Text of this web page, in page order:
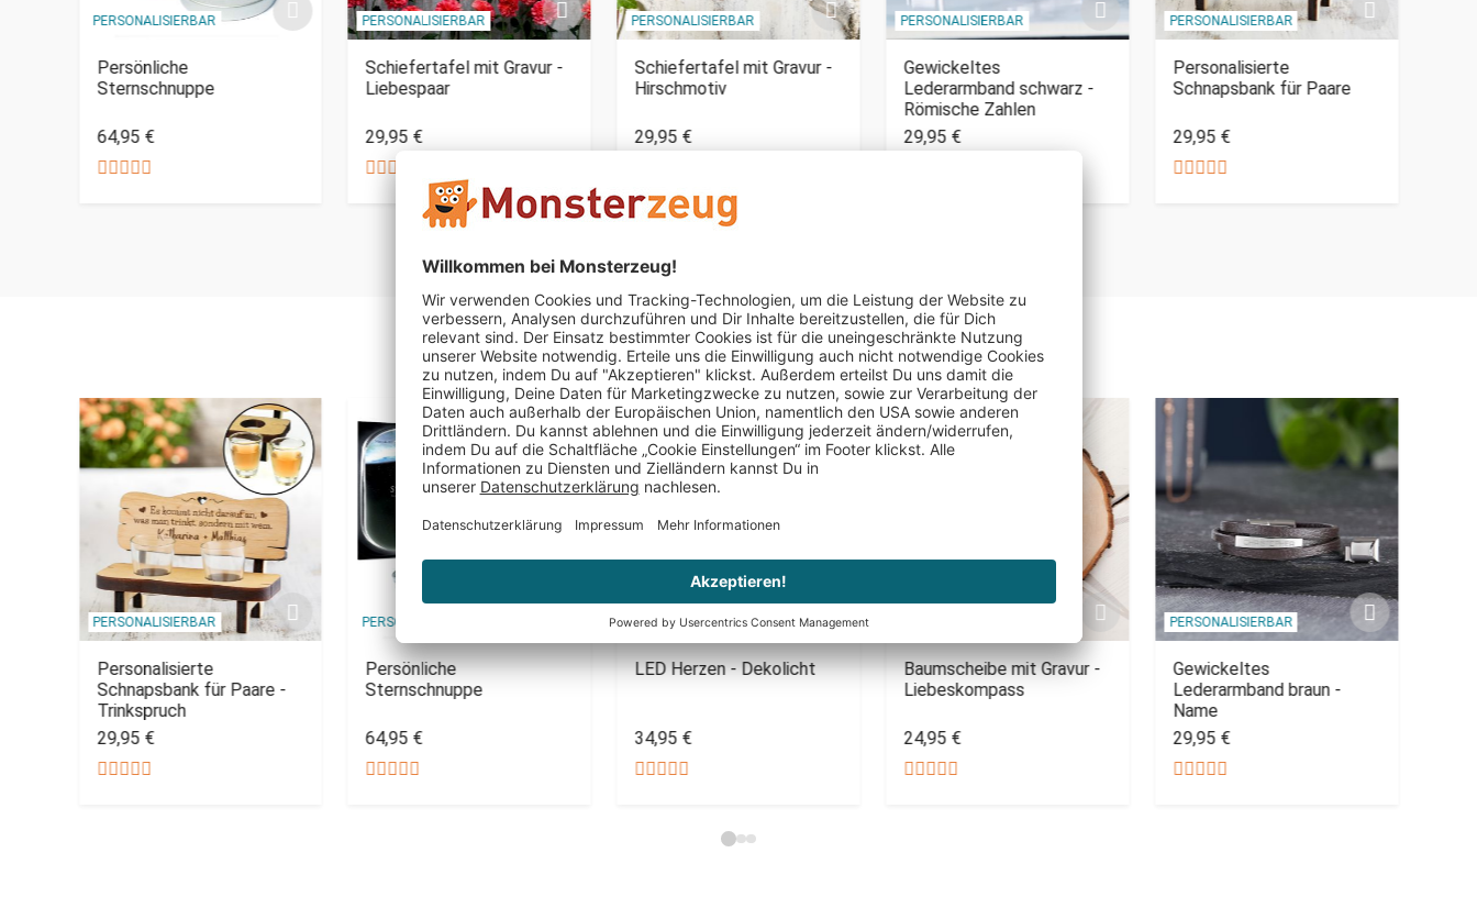
PERSONALISIERBAR
Persönliche
Sternschnuppe
64,95 €
PERSONALISIERBAR
Schiefertafel mit Gravur -
Liebespaar
29,95 €
PERSONALISIERBAR
Schiefertafel mit Gravur -
Hirschmotiv
29,95 €
PERSONALISIERBAR
Gewickeltes
Lederarmband schwarz -
Römische Zahlen
29,95 €
PERSONALISIERBAR
Personalisierte
Schnapsbank für Paare
29,95 €
Das könnte Dir auch gefallen
PERSONALISIERBAR
Personalisierte
Schnapsbank für Paare -
Trinkspruch
29,95 €
PERSONALISIERBAR
Persönliche
Sternschnuppe
64,95 €
PERSONALISIERBAR
LED Herzen - Dekolicht
34,95 €
Baumscheibe mit Gravur -
Liebeskompass
24,95 €
PERSONALISIERBAR
Gewickeltes
Lederarmband braun -
Name
29,95 €